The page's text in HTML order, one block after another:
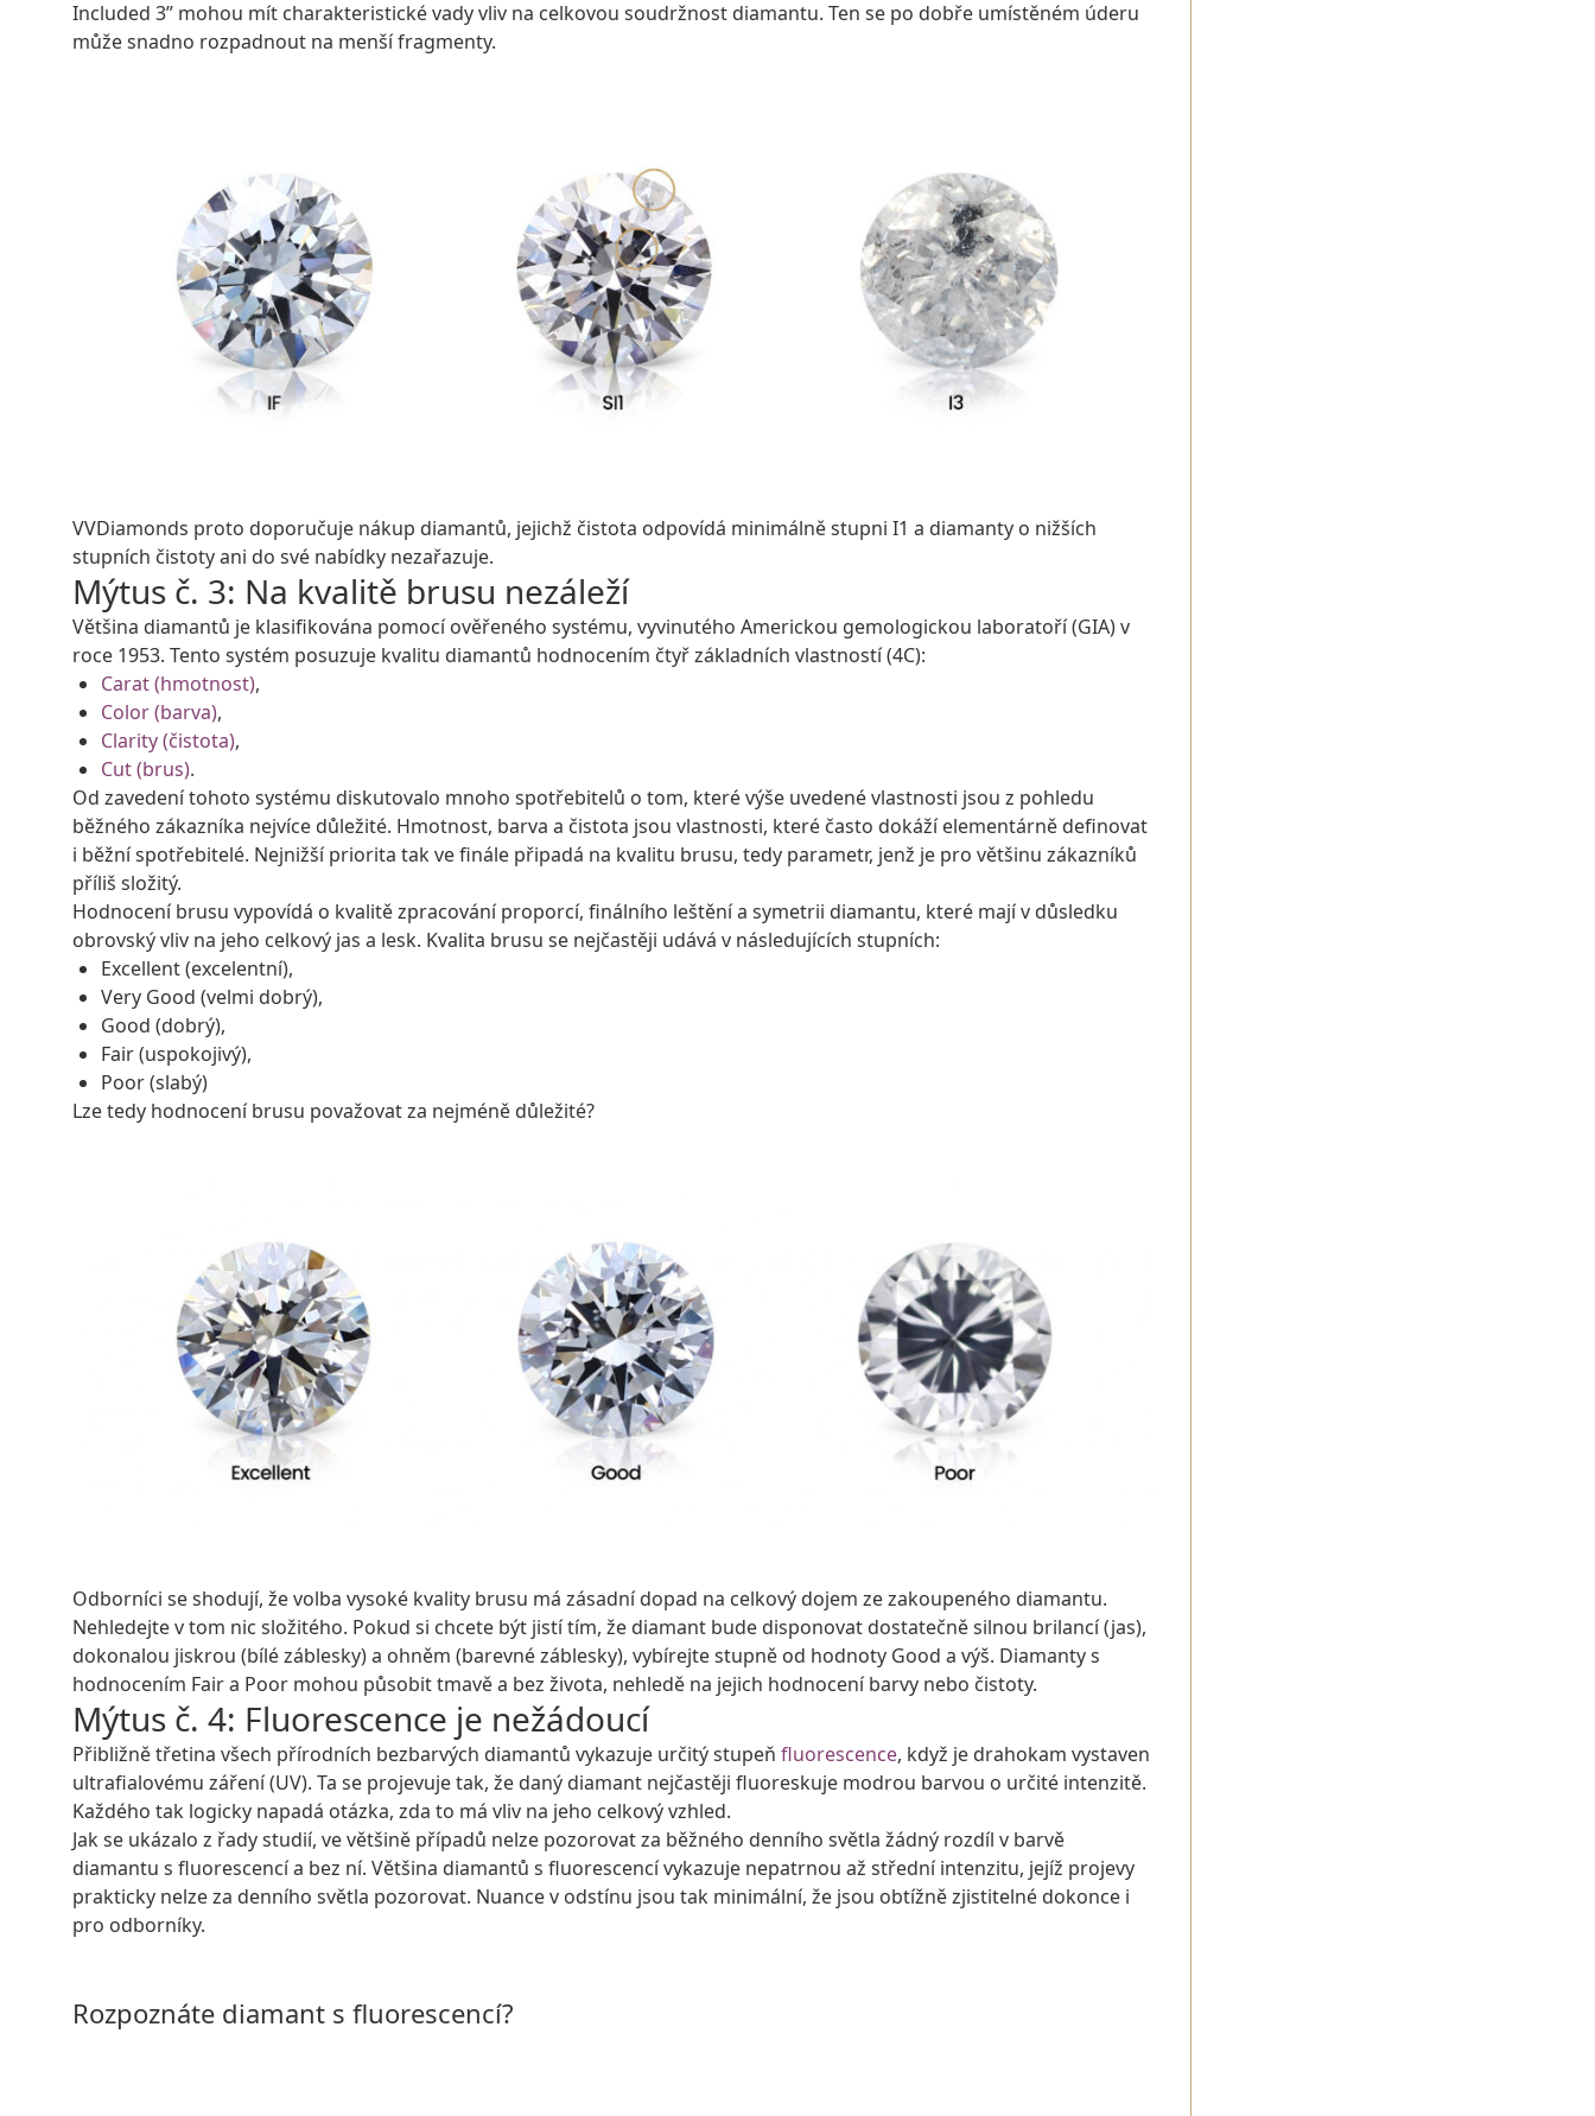
Included 3” mohou mít charakteristické vady vliv na celkovou soudržnost diamantu. Ten se po dobře umístěném úderu
může snadno rozpadnout na menší fragmenty.
VVDiamonds proto doporučuje nákup diamantů, jejichž čistota odpovídá minimálně stupni I1 a diamanty o nižších
stupních čistoty ani do své nabídky nezařazuje.
Mýtus č. 3: Na kvalitě brusu nezáleží
Většina diamantů je klasifikována pomocí ověřeného systému, vyvinutého Americkou gemologickou laboratoří (GIA) v
roce 1953. Tento systém posuzuje kvalitu diamantů hodnocením čtyř základních vlastností (4C):
Carat (hmotnost),
Color (barva),
Clarity (čistota),
Cut (brus).
Od zavedení tohoto systému diskutovalo mnoho spotřebitelů o tom, které výše uvedené vlastnosti jsou z pohledu
běžného zákazníka nejvíce důležité. Hmotnost, barva a čistota jsou vlastnosti, které často dokáží elementárně definovat
i běžní spotřebitelé. Nejnižší priorita tak ve finále připadá na kvalitu brusu, tedy parametr, jenž je pro většinu zákazníků
příliš složitý.
Hodnocení brusu vypovídá o kvalitě zpracování proporcí, finálního leštění a symetrii diamantu, které mají v důsledku
obrovský vliv na jeho celkový jas a lesk. Kvalita brusu se nejčastěji udává v následujících stupních:
Excellent (excelentní),
Very Good (velmi dobrý),
Good (dobrý),
Fair (uspokojivý),
Poor (slabý)
Lze tedy hodnocení brusu považovat za nejméně důležité?
Odborníci se shodují, že volba vysoké kvality brusu má zásadní dopad na celkový dojem ze zakoupeného diamantu.
Nehledejte v tom nic složitého. Pokud si chcete být jistí tím, že diamant bude disponovat dostatečně silnou brilancí (jas),
dokonalou jiskrou (bílé záblesky) a ohněm (barevné záblesky), vybírejte stupně od hodnoty Good a výš. Diamanty s
hodnocením Fair a Poor mohou působit tmavě a bez života, nehledě na jejich hodnocení barvy nebo čistoty.
Mýtus č. 4: Fluorescence je nežádoucí
Přibližně třetina všech přírodních bezbarvých diamantů vykazuje určitý stupeň fluorescence, když je drahokam vystaven
ultrafialovému záření (UV). Ta se projevuje tak, že daný diamant nejčastěji fluoreskuje modrou barvou o určité intenzitě.
Každého tak logicky napadá otázka, zda to má vliv na jeho celkový vzhled.
Jak se ukázalo z řady studií, ve většině případů nelze pozorovat za běžného denního světla žádný rozdíl v barvě
diamantu s fluorescencí a bez ní. Většina diamantů s fluorescencí vykazuje nepatrnou až střední intenzitu, jejíž projevy
prakticky nelze za denního světla pozorovat. Nuance v odstínu jsou tak minimální, že jsou obtížně zjistitelné dokonce i
pro odborníky.
Rozpoznáte diamant s fluorescencí?